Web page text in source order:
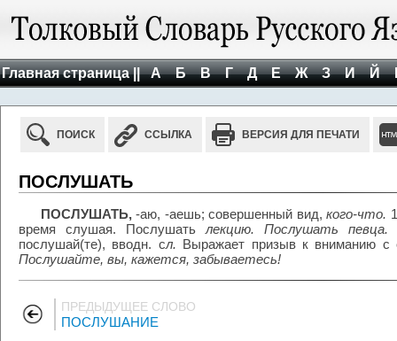
Главная страница || А Б В Г Д Е Ж З И Й
ПОИСК ССЫЛКА ВЕРСИЯ ДЛЯ ПЕЧАТИ
ПОСЛУШАТЬ
ПОСЛУШАТЬ, -аю, -аешь; совершенный вид,кого-что.
время слушая. Послушать лекцию. Послушать
послушай(те), вводн. сл. Выражает призыв к вниманию с
Послушайте, вы, кажется, забываетесь!
ПРЕДЫДУЩЕЕ СЛОВО
ПОСЛУШАНИЕ